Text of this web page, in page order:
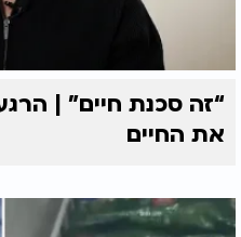
“זה סכנת חיים” |
את החיים